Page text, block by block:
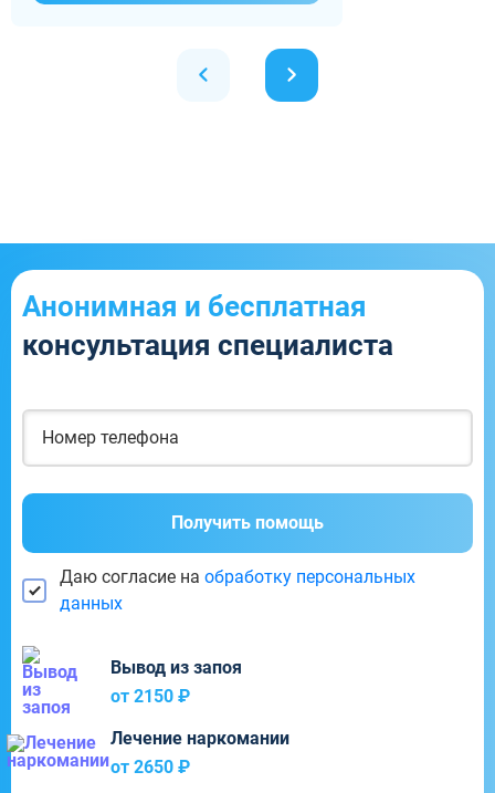
Анонимная и бесплатная
консультация специалиста
Получить помощь
Даю согласие на обработку персональных
данных
Вывод из запоя
от 2150 ₽
Лечение наркомании
от 2650 ₽